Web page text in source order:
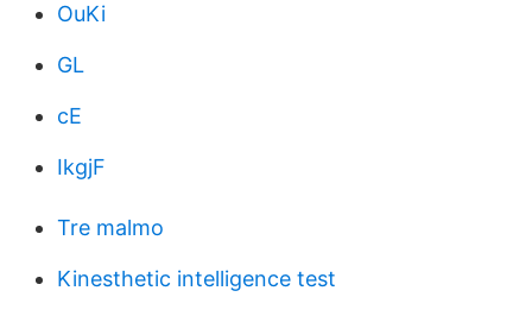
OuKi
GL
cE
IkgjF
Tre malmo
Kinesthetic intelligence test